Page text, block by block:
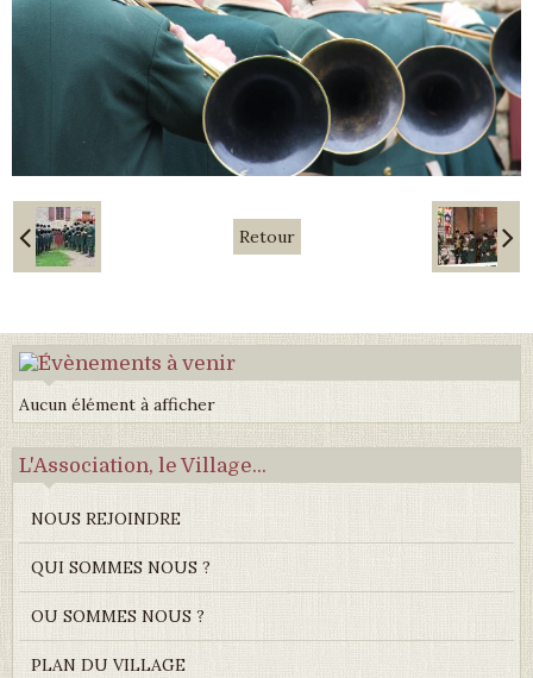
Retour
Aucun élément à afficher
L'Association, le Village...
NOUS REJOINDRE
QUI SOMMES NOUS ?
OU SOMMES NOUS ?
PLAN DU VILLAGE